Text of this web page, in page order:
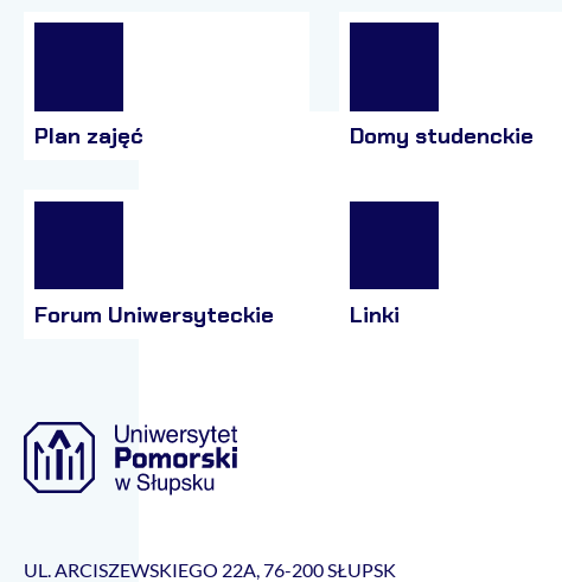
Plan zajęć Domy studenckie
Forum Uniwersyteckie Linki
UL. ARCISZEWSKIEGO 22A, 76-200 SŁUPSK